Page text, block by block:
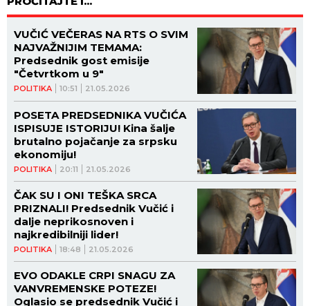
POLITIKA 10:51 21.05.2026
VUČIĆ VEČERAS NA RTS O SVIM
NAJVAŽNIJIM TEMAMA:
Predsednik gost emisije
"Četvrtkom u 9"
POLITIKA 20:11 21.05.2026
POSETA PREDSEDNIKA VUČIĆA
ISPISUJE ISTORIJU! Kina šalje
brutalno pojačanje za srpsku
ekonomiju!
POLITIKA 18:48 21.05.2026
ČAK SU I ONI TEŠKA SRCA
PRIZNALI! Predsednik Vučić i
dalje neprikosnoven i
najkredibilniji lider!
EVO ODAKLE CRPI SNAGU ZA
VANVREMENSKE POTEZE!
Oglasio se predsednik Vučić i